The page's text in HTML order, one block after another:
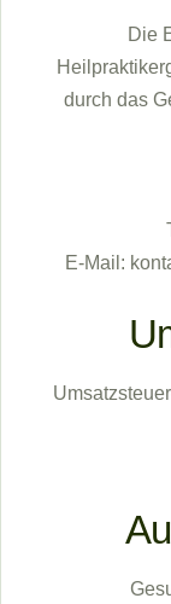
Die
durch das
E-Mail: